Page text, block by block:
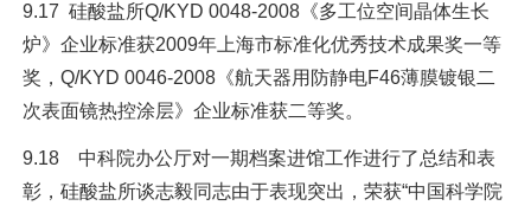
9.17 硅酸盐所Q/KYD 0048-2008《多工位空间晶体生长
炉》企业标准获2009年上海市标准化优秀技术成果奖一等
奖，Q/KYD 0046-2008《航天器用防静电F46薄膜镀银二
次表面镜热控涂层》企业标准获二等奖。
9.18 中科院办公厅对一期档案进馆工作进行了总结和表
彰，硅酸盐所谈志毅同志由于表现突出，荣获“中国科学院